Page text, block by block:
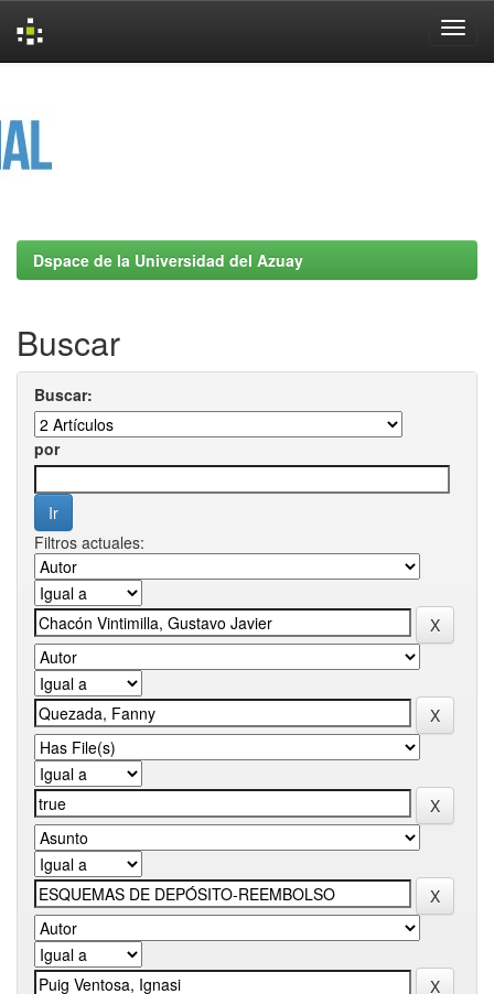
Dspace de la Universidad del Azuay
Buscar
Buscar:
por
Filtros actuales: